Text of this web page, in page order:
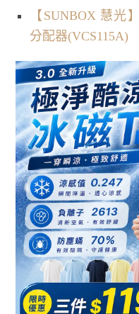
【SUNBOX 慧光
分配器(VCS115A)